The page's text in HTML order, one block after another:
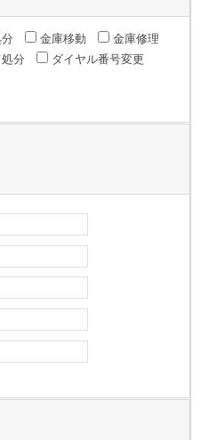
金庫移動
金庫修理
分
ダイヤル番号変更